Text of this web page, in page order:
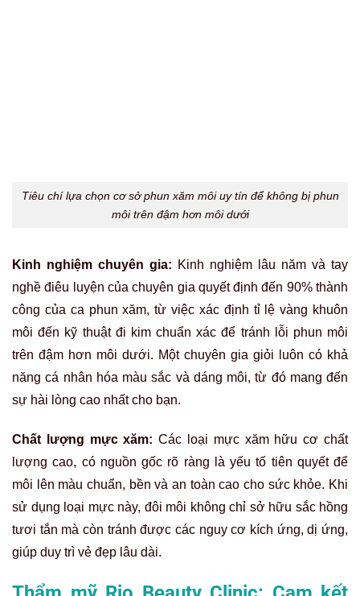
Do đó, Rio áp dụng công nghệ khử thâm và phun xăm độc
quyền như phun xăm môiTravyLipvà kỹ thuật
đồng thời cấy màu mới chuẩn xác.
Thẩm mỹ Rio Beauty Clinic: Cam kết chuẩn hóa màu môi, loại
bỏ triệt để nỗi lo phun môi trên đậm hơn môi dưới
Quá trình này được thực hiện bởi đội ngũ chuyên gia có
trên 16 năm kinh nghiệm của Thẩm mỹ Rio. Các chuyên
gia sẽ tỉ mỉ điều chỉnh sắc độ, ưu tiên hạ tông phần môi
trên hoặc dặm thêm màu cho môi dưới, qua đó đạt được
sự cân bằng màu môi hoàn hảo. Bạn sẽ nhận thấy đôi môi
được đồng bộ về màu sắc, mềm mại và căng mọng, không
còn dấu vết của sự loang lổ hoặc lệch màu thiếu thẩm mỹ.
Với đôi môi không cân đối, môi trên đậm màu hơn môi